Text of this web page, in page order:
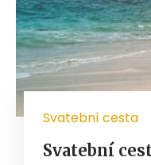
Svatební cesta
Svatební